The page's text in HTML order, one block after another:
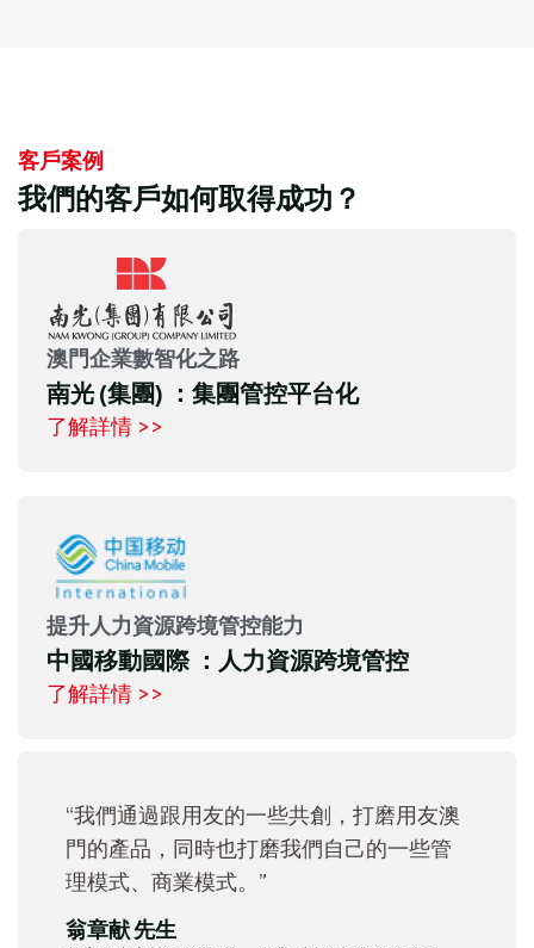
客戶案例
我們的客戶如何取得成功？
澳門企業數智化之路
南光 (集團) ：集團管控平台化
了解詳情 >>
提升人力資源跨境管控能力
中國移動國際 ：人力資源跨境管控
了解詳情 >>
“我們通過跟用友的一些共創，打磨用友澳
門的產品，同時也打磨我們自己的一些管
理模式、商業模式。”
翁章献 先生